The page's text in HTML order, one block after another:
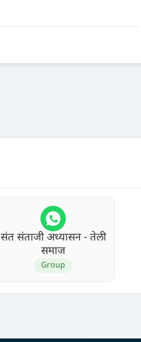
संत संताजी अध्‍यासन - तेली
समाज
Group